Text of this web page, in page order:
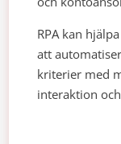
RPA kan
att
kriterier med
interaktion